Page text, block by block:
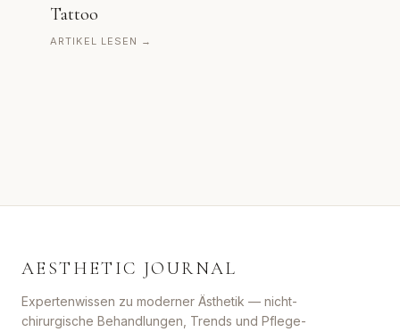
Tattoo
ARTIKEL LESEN →
AESTHETIC JOURNAL
Expertenwissen zu moderner Ästhetik — nicht-
chirurgische Behandlungen, Trends und Pflege-